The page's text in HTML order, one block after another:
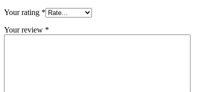
Your rating *
Your review *